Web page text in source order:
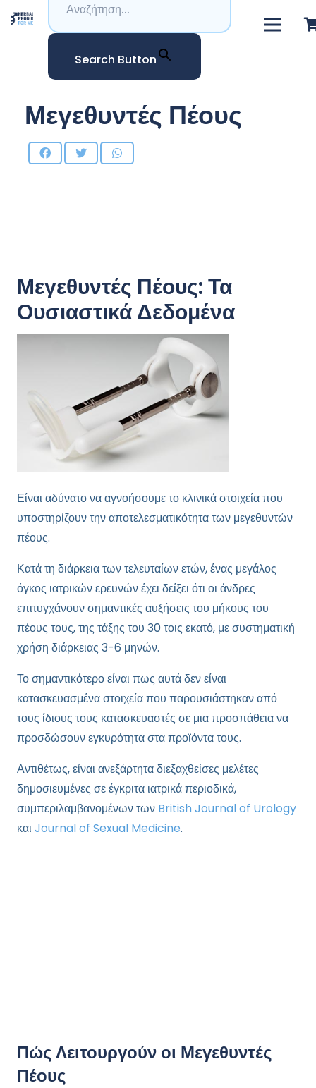
Search Button
Μεγεθυντές Πέους
Μεγεθυντές Πέους: Τα
Ουσιαστικά Δεδομένα
Είναι αδύνατο να αγνοήσουμε το κλινικά στοιχεία που
υποστηρίζουν την αποτελεσματικότητα των μεγεθυντών
πέους.
Κατά τη διάρκεια των τελευταίων ετών, ένας μεγάλος
όγκος ιατρικών ερευνών έχει δείξει ότι οι άνδρες
επιτυγχάνουν σημαντικές αυξήσεις του μήκους του
πέους τους, της τάξης του 30 τοις εκατό, με συστηματική
χρήση διάρκειας 3-6 μηνών.
Το σημαντικότερο είναι πως αυτά δεν είναι
κατασκευασμένα στοιχεία που παρουσιάστηκαν από
τους ίδιους τους κατασκευαστές σε μια προσπάθεια να
προσδώσουν εγκυρότητα στα προϊόντα τους.
Αντιθέτως, είναι ανεξάρτητα διεξαχθείσες μελέτες
δημοσιευμένες σε έγκριτα ιατρικά περιοδικά,
συμπεριλαμβανομένων των British Journal of Urology
και Journal of Sexual Medicine.
Πώς Λειτουργούν οι Μεγεθυντές
Πέους